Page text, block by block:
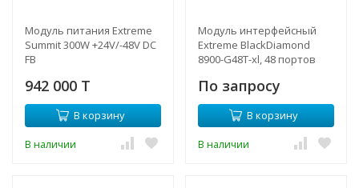
Модуль питания Extreme
Summit 300W +24V/-48V DC
FB
942 000 T
В корзину
В наличии
Модуль интерфейсный
Extreme BlackDiamond
8900-G48T-xl, 48 портов
По запросу
В корзину
В наличии